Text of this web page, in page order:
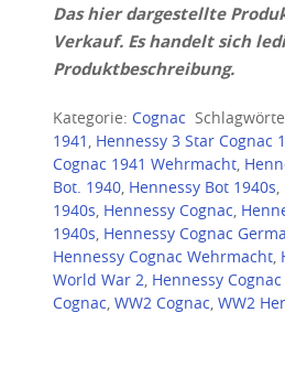
Das hier dargestellte
Verkauf. Es handelt sich
Produktbeschreibung.
Kategorie: Cognac
1941 , Hennessy 3 Star Cognac
Cognac 1941 Wehrmacht,
Bot. 1940, Hennessy Bot 1940s,
1940s, Hennessy Cognac,
1940s, Hennessy Cognac
Hennessy Cognac Wehrmacht,
World War 2, Hennessy Cognac
Cognac, WW2 Cognac, WW2